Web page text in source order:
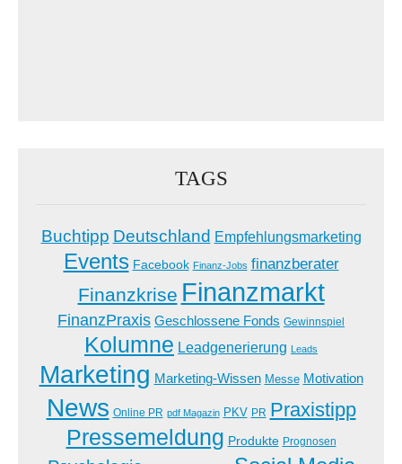
TAGS
Buchtipp Deutschland Empfehlungsmarketing
Events Facebook Finanz-Jobs finanzberater
Finanzkrise Finanzmarkt
FinanzPraxis Geschlossene Fonds Gewinnspiel
Kolumne Leadgenerierung Leads
Marketing Marketing-Wissen Messe Motivation
News Online PR pdf Magazin PKV PR Praxistipp
Pressemeldung Produkte Prognosen